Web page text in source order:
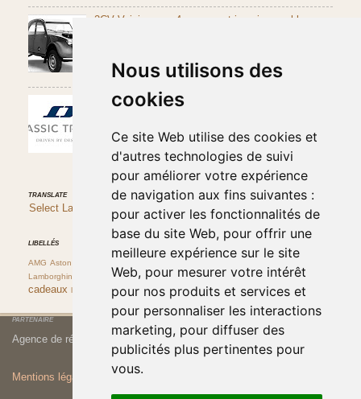
Nous utilisons des
cookies
Ce site Web utilise des cookies et
d'autres technologies de suivi
pour améliorer votre expérience
de navigation aux fins suivantes :
pour activer les fonctionnalités de
base du site Web, pour offrir une
meilleure expérience sur le site
Web, pour mesurer votre intérêt
pour nos produits et services et
pour personnaliser les interactions
marketing, pour diffuser des
publicités plus pertinentes pour
vous.
2CV Voisin : une 4 roues motrices incroyable
Classic Trader : achat et vente de véhicules de
belles classiques il est parfois difficile de trier le
bon grain de l'ivraie. ...
TRANSLATE
Select Language
LIBELLÉS
AMG Aston Martin Ferrari Fiat Histoire et culture automobile
Lamborghini Porsche alpine bmw destins automobiles
cadeaux livres rallye
PARTENAIRE
Agence de rédaction web COM @ NICE
Mentions légales et Politique de Confidentialité